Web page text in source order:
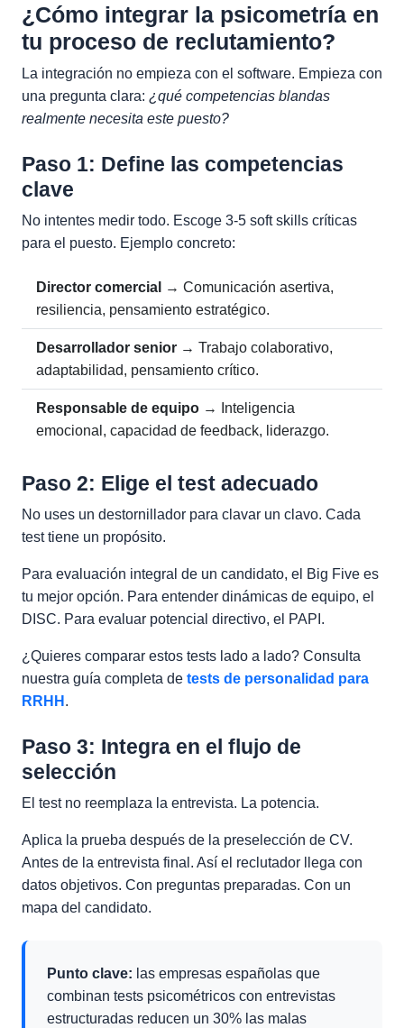
¿Cómo integrar la psicometría en
tu proceso de reclutamiento?
La integración no empieza con el software. Empieza con
una pregunta clara: ¿qué competencias blandas
realmente necesita este puesto?
Paso 1: Define las competencias
clave
No intentes medir todo. Escoge 3-5 soft skills críticas
para el puesto. Ejemplo concreto:
Director comercial
→ Comunicación asertiva,
resiliencia, pensamiento estratégico.
Desarrollador senior → Trabajo colaborativo,
adaptabilidad, pensamiento crítico.
Responsable de equipo → Inteligencia
emocional, capacidad de feedback, liderazgo.
Paso 2: Elige el test adecuado
No uses un destornillador para clavar un clavo. Cada
test tiene un propósito.
Para evaluación integral de un candidato, el Big Five es
tu mejor opción. Para entender dinámicas de equipo, el
DISC. Para evaluar potencial directivo, el PAPI.
¿Quieres comparar estos tests lado a lado? Consulta
nuestra guía completa de tests de personalidad para
RRHH .
Paso 3: Integra en el flujo de
selección
El test no reemplaza la entrevista. La potencia.
Aplica la prueba después de la preselección de CV.
Antes de la entrevista final. Así el reclutador llega con
datos objetivos. Con preguntas preparadas. Con un
mapa del candidato.
Punto clave: las empresas españolas que
combinan tests psicométricos con entrevistas
estructuradas reducen un 30% las malas